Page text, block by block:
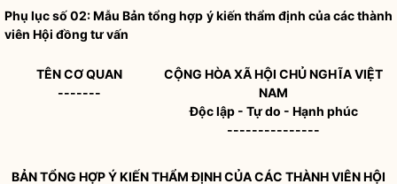
Phụ lục số 02: Mẫu Bản tổng hợp ý kiến thẩm định của các thành
viên Hội đồng tư vấn
TÊN CƠQUAN
-------
CỘNG HÒA XÃ HỘI CHỦ NGHĨA VIỆT
NAM
Độc lập - Tự do - Hạnh phúc
---------------
BẢN TỔNG HỢP Ý KIẾN THẨM ĐỊNH CỦA CÁC THÀNH VIÊN HỘI